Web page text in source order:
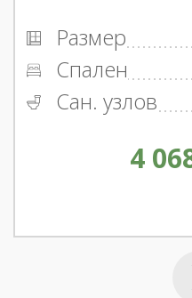
Размер
Спален
Сан. узлов
4